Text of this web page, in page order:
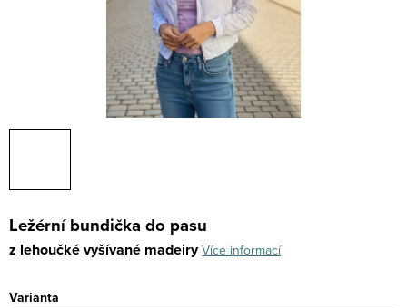
Ležérní bundička do pasu
z lehoučké vyšívané madeiry Více informací
Varianta